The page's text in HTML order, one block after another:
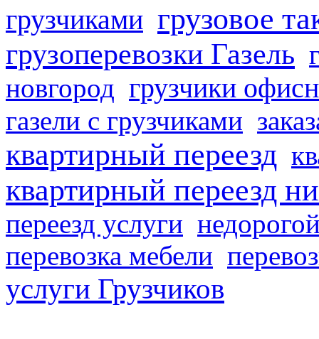
грузчиками грузовое
грузоперевозки Газель
новгород грузчики
газели с грузчиками
квартирный переезд
квартирный переезд
переезд услуги
перевозка мебели
услуги Грузчиков